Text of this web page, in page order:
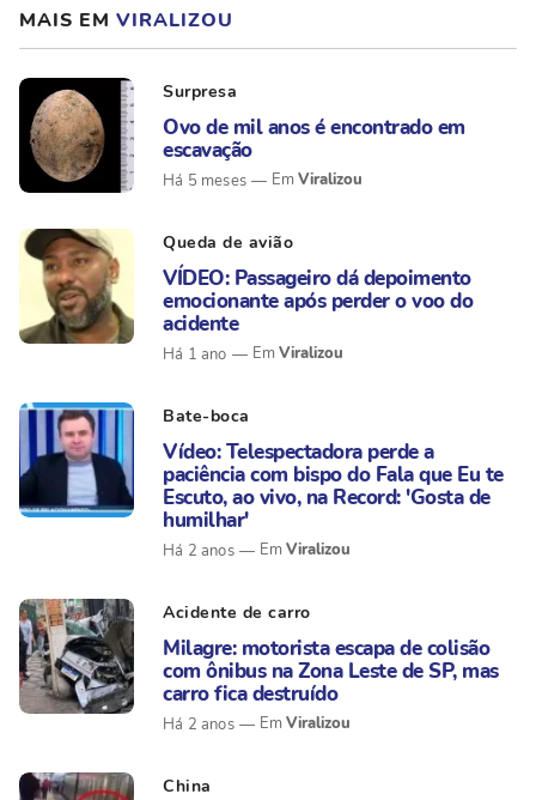
MAIS EM VIRALIZOU
Surpresa
Ovo de mil anos é encontrado em
escavação
Há 5 meses Viralizou
Queda de avião
VÍDEO: Passageiro dá depoimento
emocionante após perder o voo do
acidente
Há 1 ano Viralizou
Bate-boca
Vídeo: Telespectadora perde a
paciência com bispo do Fala que Eu te
Escuto, ao vivo, na Record: 'Gosta de
humilhar'
Há 2 anos Viralizou
Acidente de carro
Milagre: motorista escapa de colisão
com ônibus na Zona Leste de SP, mas
carro fica destruído
Há 2 anos Viralizou
China